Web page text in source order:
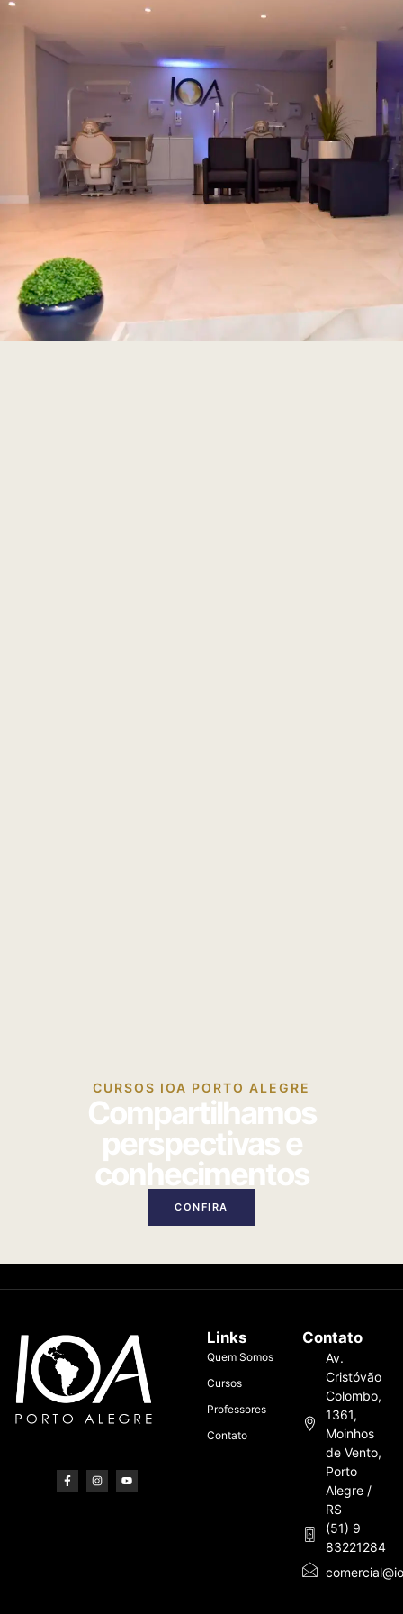
CURSOS IOA PORTO ALEGRE
Compartilhamos
perspectivas e
conhecimentos
CONFIRA
Links
Quem Somos
Cursos
Professores
Contato
Contato
Av.
Cristóvão
Colombo,
1361,
Moinhos
de Vento,
Porto
Alegre /
RS
(51) 9
83221284